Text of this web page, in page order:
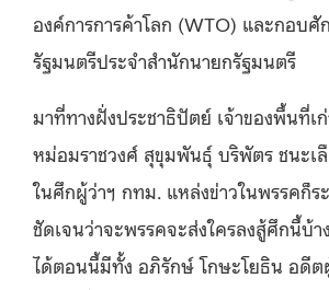
องค์การการค้าโลก (WTO) และกอบ
รัฐมนตรีประจำสำนักนายกรัฐมนตรี
มาที่ทางฝั่งประชาธิปัตย์ เจ้าของพื้นที่เ
หม่อมราชวงศ์ สุขุมพันธุ์ บริพัตร ชนะเ
ในศึกผู้ว่าฯ กทม. แหล่งข่าวในพรรคก็ร
ชัดเจนว่าจะพรรคจะส่งใครลงสู้ศึกนี้บ้
ได้ตอนนี้มีทั้ง อภิรักษ์ โกษะโยธิน อดีต